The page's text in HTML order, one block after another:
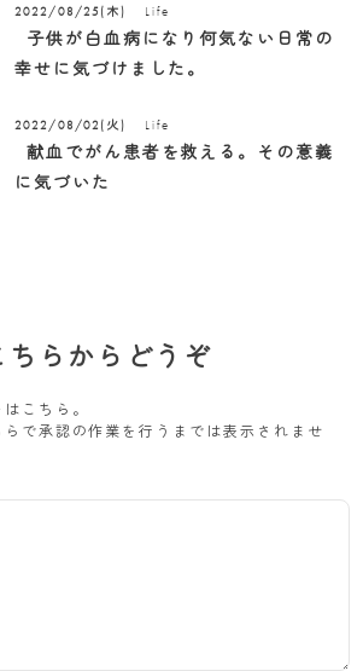
2022/08/25(木) Life
子供が白血病になり何気ない日常の
幸せに気づけました。
2022/08/02(火) Life
献血でがん患者を救える。その意義
に気づいた
ちらからどうぞ
は こちら 。
で承認の作業を行うまでは表示されませ